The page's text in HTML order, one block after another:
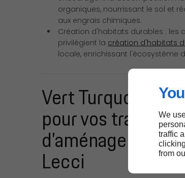
We
traffic
from
organiques, nourrissant le sol et
aux engrais chimiques.
Création d'habitats durables : les
privilégient la création d'habitats
locale, enrichissant l'écosystème
Vert Turquoise :
pour vos travaux
d’aménagement
Lecci